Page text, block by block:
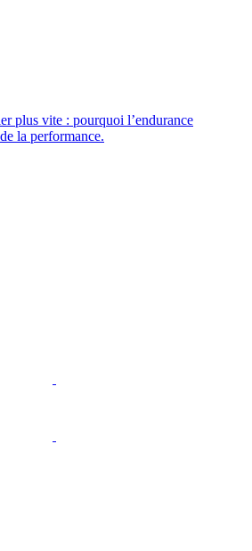
plus vite : pourquoi l’endurance
la performance.